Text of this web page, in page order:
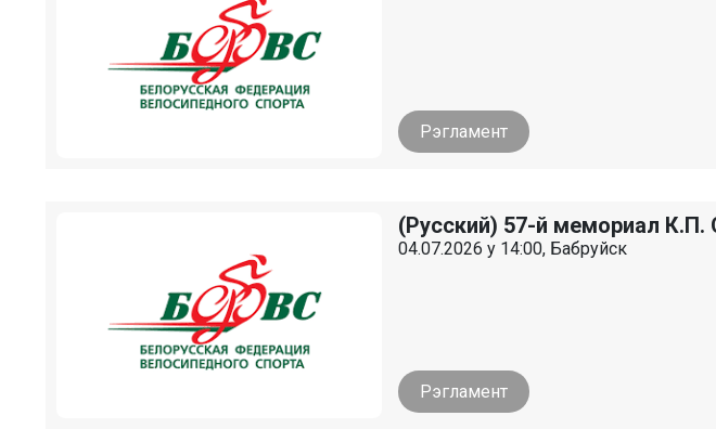
Рэгламент
(Русский) 57-й мемориал
04.07.2026 у 14:00, Бабруйск
Рэгламент